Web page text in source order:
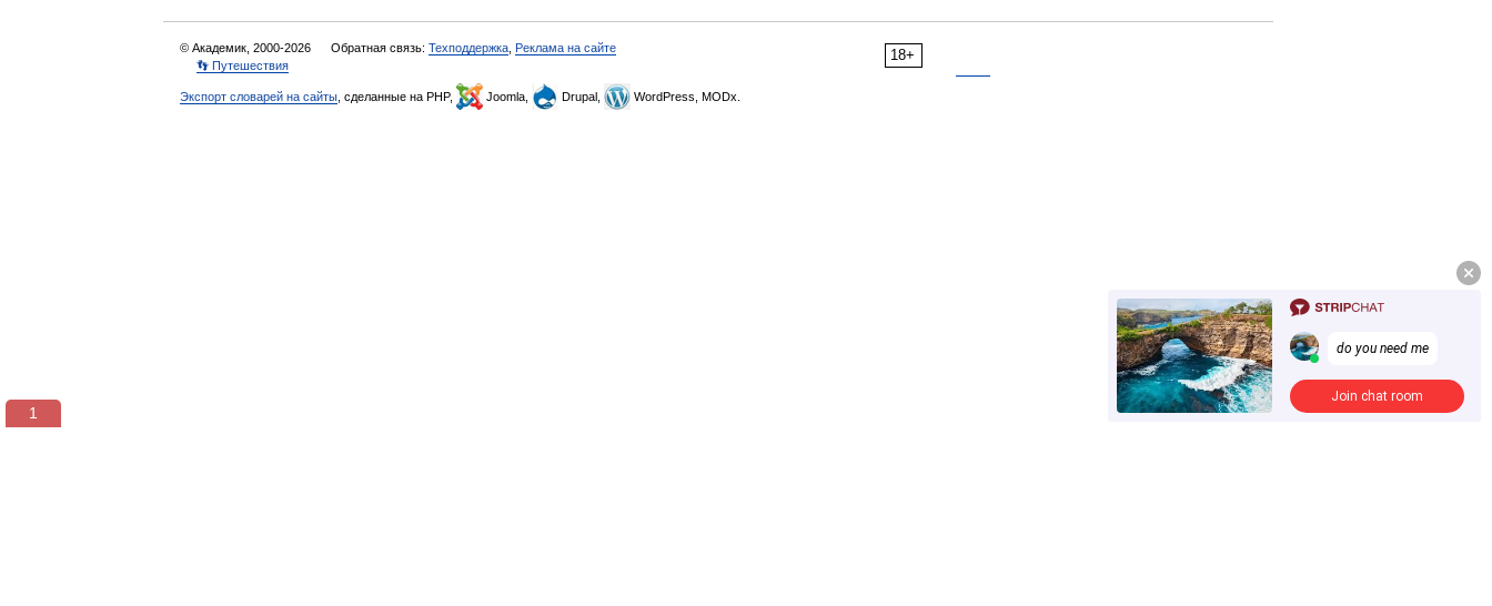
18+
© Академик, 2000-2026 Обратная связь: Техподдержка Реклама на сайте
👣 Путешествия
Экспорт словарей на сайты , сделанные на PHP, Joomla, Drupal, WordPress, MODx.